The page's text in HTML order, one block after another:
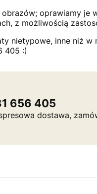
oprawiamy je
z możliwością
nietypowe, inne niż w
405 :)
656 405
dostawa,